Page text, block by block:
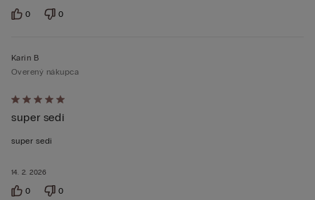
0 0
Hodnotenie:
5
z 5
14. 2. 2026
Karin B
Overený nákupca
super sedi
super sedi
0 0